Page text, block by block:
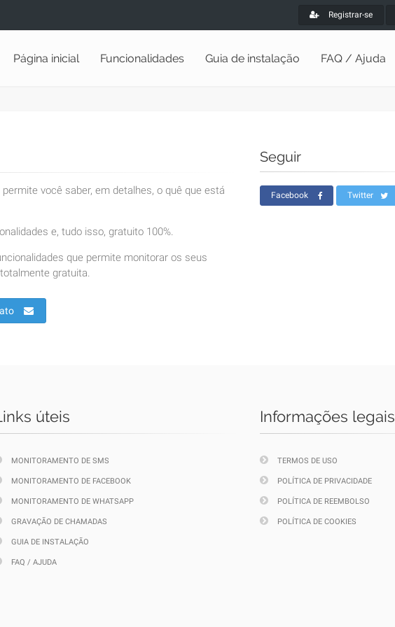
Registrar-se
Página inicial Funcionalidades Guia de instalação FAQ / Ajuda
você saber, em detalhes, o quê que está
e, tudo isso, gratuito 100%.
que permite monitorar os seus
gratuita.
Seguir
Facebook Twitter
úteis
MONITORAMENTO DE SMS
MONITORAMENTO DE FACEBOOK
MONITORAMENTO DE WHATSAPP
GRAVAÇÃO DE CHAMADAS
GUIA DE INSTALAÇÃO
FAQ / AJUDA
Informações legais
TERMOS DE USO
POLÍTICA DE PRIVACIDADE
POLÍTICA DE REEMBOLSO
POLÍTICA DE COOKIES